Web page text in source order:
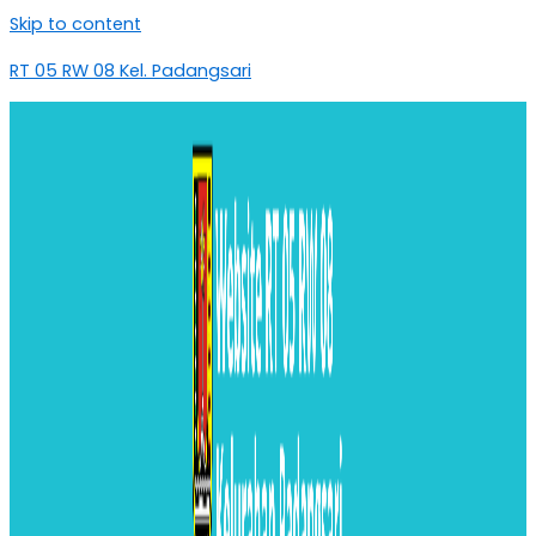
Skip to content
RT 05 RW 08 Kel. Padangsari